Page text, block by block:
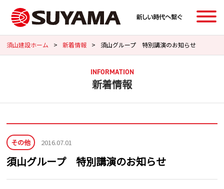
須山建設ホーム > 新着情報 > 須山グループ 特別講演のお知らせ
新着情報
INFORMATION
その他 2016.07.01
須山グループ 特別講演のお知らせ